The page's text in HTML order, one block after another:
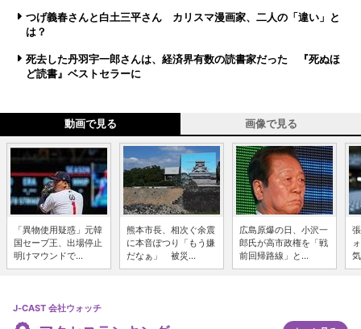
つげ義春さんと白土三平さん カリスマ漫画家、二人の「違い」と
は？
死去した丹羽宇一郎さんは、経済界有数の読書家だった 『死ぬほ
ど読書』ベストセラーに
動画で見る 画像で見る
「異物使用疑惑」元韓
国セーブ王、出場停止
明けマウンドで...
熊本市長、相次ぐ余震
に本音ぽつり「もう嫌
だなぁ」 被災...
広島原爆の日、小沢一
郎氏が高市政権を「戦
前回帰路線」と...
J-CAST 会社ウォッチ